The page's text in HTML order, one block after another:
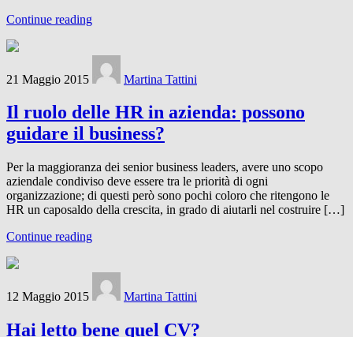
Continue reading
21 Maggio 2015 Martina Tattini
Il ruolo delle HR in azienda: possono
guidare il business?
Per la maggioranza dei senior business leaders, avere uno scopo
aziendale condiviso deve essere tra le priorità di ogni
organizzazione; di questi però sono pochi coloro che ritengono le
HR un caposaldo della crescita, in grado di aiutarli nel costruire […]
Continue reading
12 Maggio 2015 Martina Tattini
Hai letto bene quel CV?